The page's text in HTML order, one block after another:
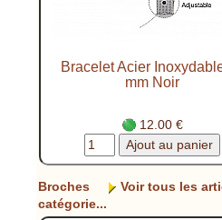
Bracelet Acier
mm Noir
12.00 €
Broches
Voir tous les
catégorie...